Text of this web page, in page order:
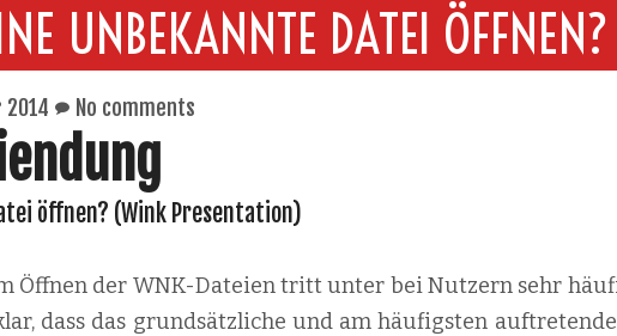
UNBEKANNTE DATEI ÖFFNEN?
2014 No comments
öffnen? (Wink Presentation)
Öffnen der WNK-Dateien tritt unter bei Nutzern sehr
dass das grundsätzliche und am häufigsten